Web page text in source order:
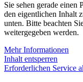
Sie sehen gerade einen
den eigentlichen Inhalt
unten. Bitte beachten
weitergegeben werden.
Mehr Informationen
Inhalt entsperren
Erforderlichen Service